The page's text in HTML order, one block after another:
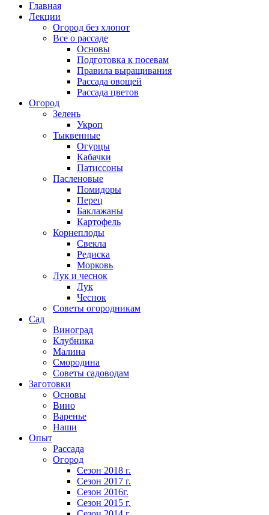
Главная
Лекции
Огород без хлопот
Все о рассаде
Основы
Подготовка к посевам
Правила выращивания
Рассада овощей
Рассада цветов
Огород
Зелень
Укроп
Тыквенные
Огурцы
Кабачки
Патиссоны
Пасленовые
Помидоры
Перец
Баклажаны
Картофель
Корнеплоды
Свекла
Редиска
Морковь
Лук и чеснок
Лук
Чеснок
Советы огородникам
Сад
Виноград
Клубника
Малина
Смородина
Советы садоводам
Заготовки
Основы
Вино
Варенье
Наши
Опыт
Рассада
Огород
Сезон 2018 г.
Сезон 2017 г.
Сезон 2016г.
Сезон 2015 г.